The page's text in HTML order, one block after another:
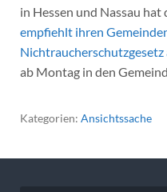
in Hessen und Nassau
empfiehlt ihren
Nichtraucherschutzgesetz
ab Montag in den
Kategorien: Ansichtssache